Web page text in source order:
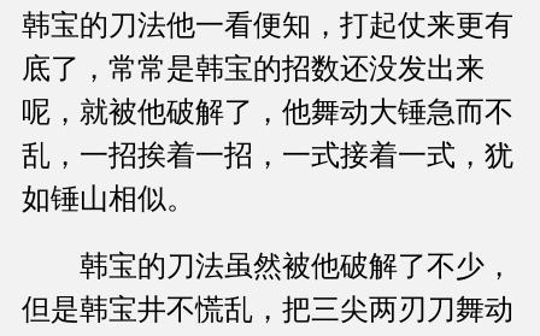
韩宝的刀法他一看便知，打起仗来更有
底了，常常是韩宝的招数还没发出来
呢，就被他破解了，他舞动大锤急而不
乱，一招挨着一招，一式接着一式，犹
如锤山相似。
韩宝的刀法虽然被他破解了不少，
但是韩宝井不慌乱，把三尖两刃刀舞动